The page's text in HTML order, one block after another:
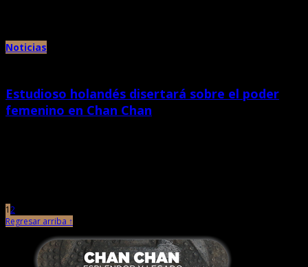
Noticias
Estudioso holandés disertará sobre el poder
femenino en Chan Chan
12
Regresar arriba ↑